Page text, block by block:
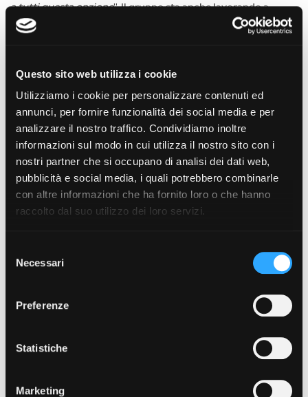
Questo sito web utilizza i cookie
Utilizziamo i cookie per personalizzare contenuti ed
annunci, per fornire funzionalità dei social media e per
analizzare il nostro traffico. Condividiamo inoltre
informazioni sul modo in cui utilizza il nostro sito con i
nostri partner che si occupano di analisi dei dati web,
pubblicità e social media, i quali potrebbero combinarle
con altre informazioni che ha fornito loro o che hanno
raccolto dal suo utilizzo dei loro servizi.
delNecessari
Preferenze
Statistiche
Marketing
a tutti questa opzione". Il gruppo sta anche lavorando a
migliorare la logistica delle spedizioni appoggiandosi
almeno negli Usa al servizio postale e ad altri partner.
fra le società che stanno ripensando alla propria catena di
fornitura in termini di imballaggio per ridurre le emissioni (e
le spese). Se dal 2017 sta usando algoritmi e machine learning
per pacchi più snelli, lo sforzo per ridurre gli imballaggi è
continuato con l'annuncio dell'Amazon Day. Si tratta di
di scegliere un giorno alla settimana per la consegna di tutti
gli ordini. Il piano fa parte di un programma più ampio che la
società ha chiamato Shipment Zero (spedizioni zero).
L'obiettivo, concentrando più ordini in una sola Amazon box,
è rendere a zero impatto le spedizioni riducendo le emissioni
Francesca Sottilaro - Italia Oggi - 28/04/2019